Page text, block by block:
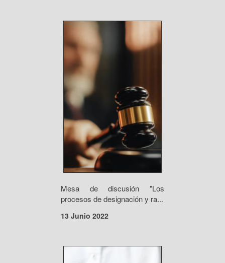
Mesa de discusión "Los
procesos de designación y ra...
13 Junio 2022